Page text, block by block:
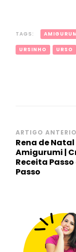
TAGS:
URSINHO URSO
de
post
ARTIGO
Rena de Natal
Amigurumi |
Receita Passo
Passo